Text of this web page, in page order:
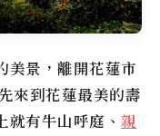
美景，離開花蓮市
來到花蓮最美的壽
就有牛山呼庭 、 親